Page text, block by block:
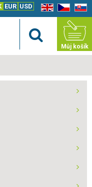
EN CZ SK
EUR USD
Můj košík